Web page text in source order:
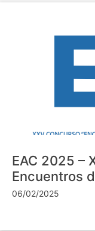
EAC 2025 –
Encuentros
06/02/2025